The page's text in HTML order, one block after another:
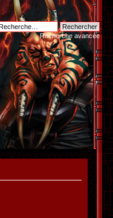
Recherche avancée